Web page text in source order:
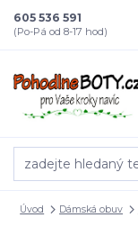
605 536 591
(Po-Pá od 8-17 hod)
Úvod Dámská obuv